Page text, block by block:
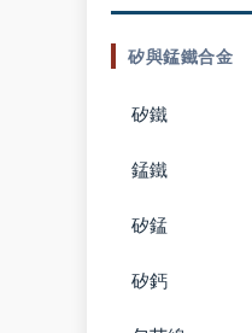
矽與錳鐵合金
矽鐵
錳鐵
矽錳
矽鈣